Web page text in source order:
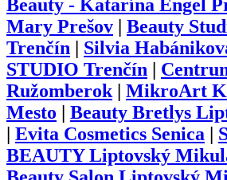
Beauty - Katarína Engel
Mary Prešov
Beauty
Trenčín
Silvia
STUDIO Trenčín
Ružomberok| MikroArt
Mesto
Beauty Bretlys
Evita Cosmetics Senica
BEAUTY Liptovský